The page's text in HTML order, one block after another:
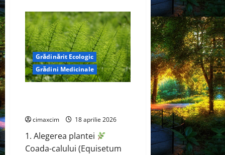
(Tilia
cordata
/
Tilia
platyphyllos)
Grădinărit Ecologic
Grădini Medicinale
cimaxcim 18 aprilie 2026
1. Alegerea plantei
Coada-calului (Equisetum